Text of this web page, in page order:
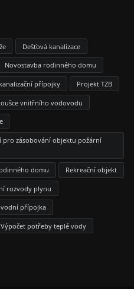
Dešťová kanalizace
Novostavba rodinného domu
přípojky Projekt TZB
vnitřního vodovodu
pro zásobování objektu požární
domu Rekreační objekt
rozvody plynu
přípojka
Výpočet potřeby teplé vody